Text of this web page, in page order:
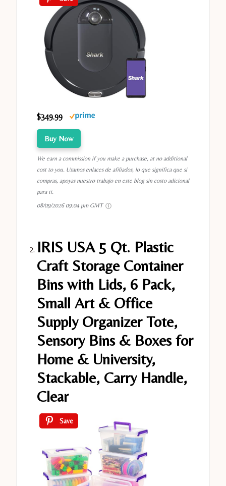
$349.99
Buy Now
We earn a commission if you make a purchase, at no additional
cost to you. Usamos enlaces de afiliados, lo que significa que si
compras, apoyas nuestro trabajo en este blog sin costo adicional
para ti.
08/09/2026 09:04 pm GMT
IRIS USA 5 Qt. Plastic
Craft Storage Container
Bins with Lids, 6 Pack,
Small Art & Office
Supply Organizer Tote,
Sensory Bins & Boxes for
Home & University,
Stackable, Carry Handle,
Clear
Save